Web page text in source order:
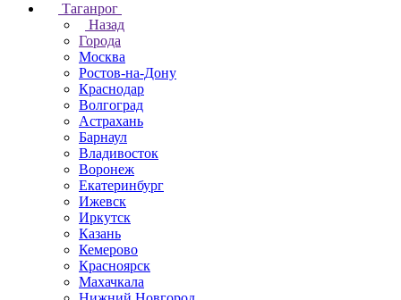
Таганрог
Назад
Города
Москва
Ростов-на-Дону
Краснодар
Волгоград
Астрахань
Барнаул
Владивосток
Воронеж
Екатеринбург
Ижевск
Иркутск
Казань
Кемерово
Красноярск
Махачкала